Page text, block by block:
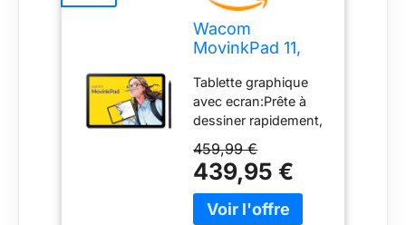
Wacom
MovinkPad 11,
Autonome
Android 14, incl.
Wacom Pro Pen
3
Tablette graphique
avec ecran:Prête à
dessiner rapidement,
elle se glisse
facilement dans un
sac. Compatible avec
Wacom Pro Pen 3,
459,99 €
439,95 €